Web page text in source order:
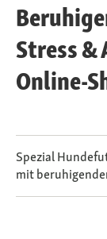
Stress &
Online-
Spezial
mit